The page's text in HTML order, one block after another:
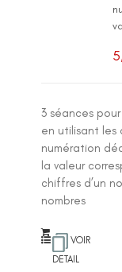
3 séances
en utilisant les
numération
la valeur
chiffres d’un
nombres
VOIR
DETAIL